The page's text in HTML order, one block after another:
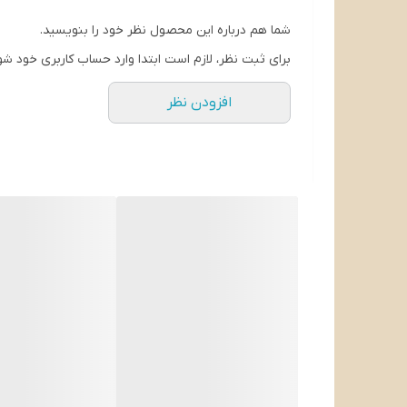
طول سیم
شما هم درباره این محصول نظر خود را بنویسید.
برای ثبت نظر، لازم است ابتدا وارد حساب کاربری خود
افزودن نظر